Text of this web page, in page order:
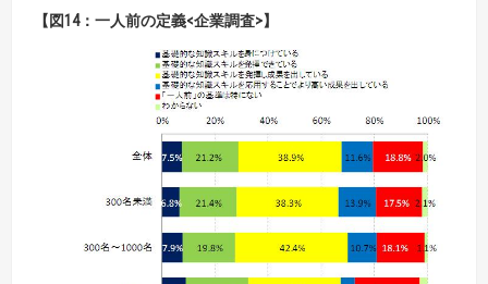
【図14：一人前の定義<企業調査>】